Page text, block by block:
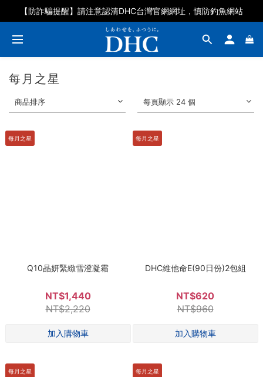
DHC好眠素百人募集體驗再抽石墨烯眼罩
【防詐騙提醒】請注意認清DHC台灣官網網址，慎防釣魚網站
DHC好眠素百人募集體驗再抽石墨烯眼罩
每月之星
商品排序 每頁顯示 24 個
每月之星
Q10晶妍緊緻雪澄凝霜
NT$1,440
NT$2,220
每月之星
DHC維他命E(90日份)2包組
NT$620
NT$960
每月之星 每月之星